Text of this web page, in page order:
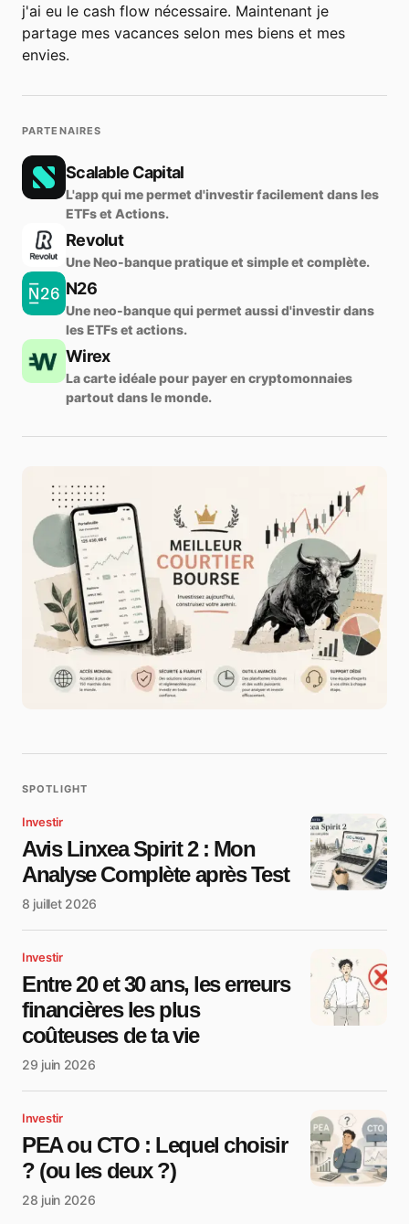
j'ai eu le cash flow nécessaire. Maintenant je
partage mes vacances selon mes biens et mes
envies.
PARTENAIRES
Scalable Capital
L'app qui me permet d'investir facilement dans les
ETFs et Actions.
Revolut
Une Neo-banque pratique et simple et complète.
N26
Une neo-banque qui permet aussi d'investir dans
les ETFs et actions.
Wirex
La carte idéale pour payer en cryptomonnaies
partout dans le monde.
SPOTLIGHT
Investir
Avis Linxea Spirit 2 : Mon
Analyse Complète après Test
8 juillet 2026
Investir
Entre 20 et 30 ans, les erreurs
financières les plus
coûteuses de ta vie
29 juin 2026
Investir
PEA ou CTO : Lequel choisir
? (ou les deux ?)
28 juin 2026